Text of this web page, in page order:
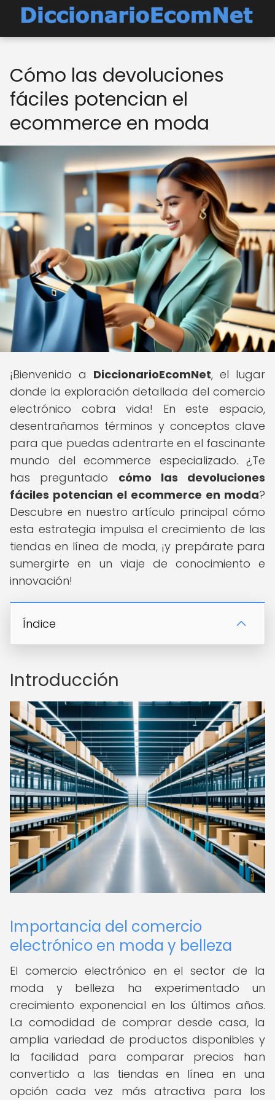
Cómo las devoluciones
fáciles potencian el
ecommerce en moda
¡Bienvenido a DiccionarioEcomNet, el lugar
donde la exploración detallada del comercio
electrónico cobra vida! En este espacio,
desentrañamos términos y conceptos clave
para que puedas adentrarte en el fascinante
mundo del ecommerce especializado. ¿Te
has preguntado cómo las devoluciones
fáciles potencian el ecommerce en moda?
Descubre en nuestro artículo principal cómo
esta estrategia impulsa el crecimiento de las
tiendas en línea de moda, ¡y prepárate para
sumergirte en un viaje de conocimiento e
innovación!
Índice
Introducción
Importancia del comercio
electrónico en moda y belleza
El comercio electrónico en el sector de la
moda y belleza ha experimentado un
crecimiento exponencial en los últimos años.
La comodidad de comprar desde casa, la
amplia variedad de productos disponibles y
la facilidad para comparar precios han
convertido a las tiendas en línea en una
opción cada vez más atractiva para los